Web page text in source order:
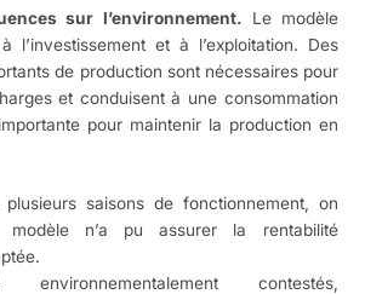
sur l’environnement. Le modèle
l’investissement et à l’exploitation. Des
de production sont nécessaires pour
et conduisent à une consommation
pour maintenir la production en
saisons de fonctionnement, on
n’a pu assurer la rentabilité
contestés,